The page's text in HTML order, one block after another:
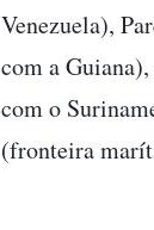
Venezuela),
com a
com o
(fronteira